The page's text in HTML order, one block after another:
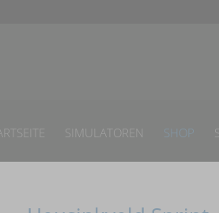
SIMULATOREN SHOP